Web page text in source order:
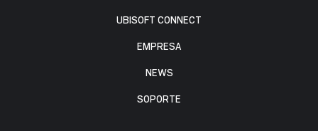
UBISOFT CONNECT
EMPRESA
NEWS
SOPORTE